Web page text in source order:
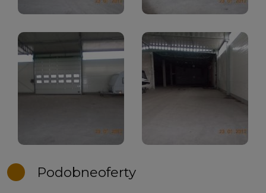
Podobneoferty